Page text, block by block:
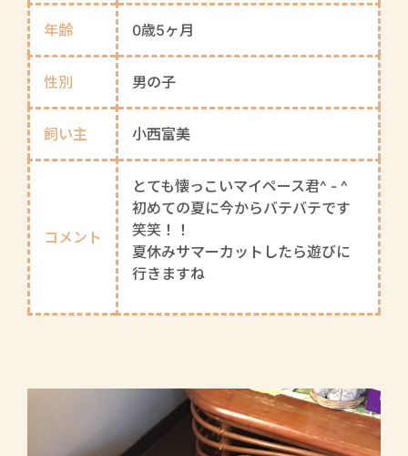
年齢 0歳5ヶ月
性別 男の子
飼い主 小西富美
コメント
とても懐っこいマイペース君^ - ^
初めての夏に今からバテバテです
笑笑！！
夏休みサマーカットしたら遊びに
行きますね